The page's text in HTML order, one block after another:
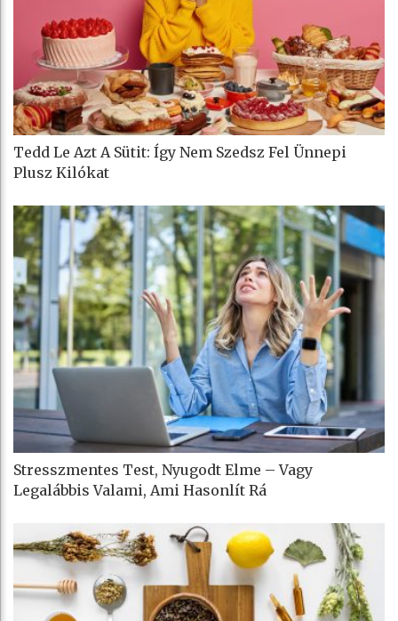
Tedd Le Azt A Sütit: Így Nem Szedsz Fel Ünnepi
Plusz Kilókat
Stresszmentes Test, Nyugodt Elme – Vagy
Legalábbis Valami, Ami Hasonlít Rá